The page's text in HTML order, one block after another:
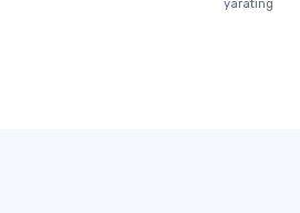
yarating